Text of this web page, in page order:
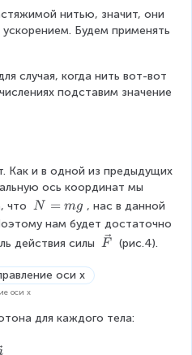
1
=
2
=
нитью, значит, они
Будем применять
случая, когда нить вот-вот
подставим значение
Как и в одной из предыдущих
ось координат мы
что N
=
m
N = mg , нас в данной
нам будет достаточно
действия силы \
F
F (рис.4).
оси х
для каждого тела: